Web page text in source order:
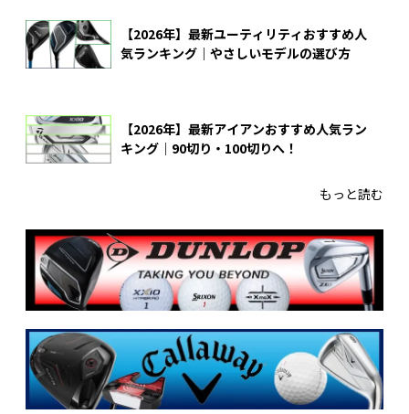
【2026年】最新ユーティリティおすすめ人
気ランキング｜やさしいモデルの選び方
【2026年】最新アイアンおすすめ人気ラン
キング｜90切り・100切りへ！
もっと読む